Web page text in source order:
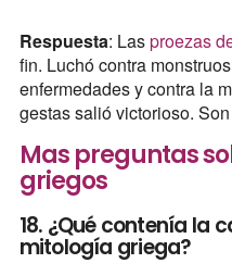
Respuesta: Lasproezas
fin. Luchó contra
enfermedades y contra la
gestas salió victorioso.
Mas preguntas
griegos
18. ¿Qué contenía la
mitología griega?